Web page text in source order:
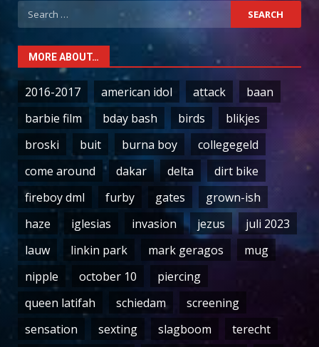
Search
for:
MORE ABOUT…
2016-2017 american idol attack
baan
barbie film
bday bash birds
blikjes
broski
buit burna boy
collegegeld
come around
dakar delta
dirt bike
fireboy dml
furby gates
grown-ish
haze
iglesias invasion jezus
juli 2023
lauw
linkin park mark geragos
mug
nipple
october 10
piercing
queen latifah
schiedam
screening
sensation
sexting slagboom terecht